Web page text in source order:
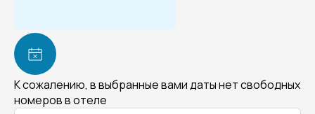
К сожалению, в выбранные вами даты нет свободных
номеров в отеле